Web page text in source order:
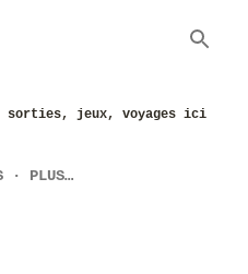
jeux, voyages ici
PLUS…